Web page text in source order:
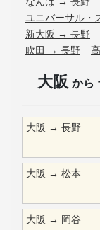
ユニバーサル・
新大阪 → 長野
吹田 → 長野
大阪 から
大阪 → 長野
大阪 → 松本
大阪 → 岡谷